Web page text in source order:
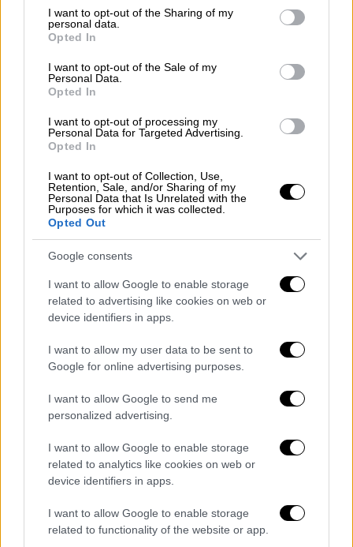
not limited to your visit or usage behaviour. You may click to
grant or deny consent to Google and its third-party tags to
use your data for below specified purposes in below Google
consent section.
I want to opt-out of the Sharing of my
personal data.
Opted In
I want to opt-out of the Sale of my
Personal Data.
Opted In
I want to opt-out of processing my
Personal Data for Targeted Advertising.
Opted In
I want to opt-out of Collection, Use,
Retention, Sale, and/or Sharing of my
Personal Data that Is Unrelated with the
Purposes for which it was collected.
Opted Out
Google consents
I want to allow Google to enable storage
related to advertising like cookies on web or
device identifiers in apps.
I want to allow my user data to be sent to
Google for online advertising purposes.
I want to allow Google to send me
personalized advertising.
I want to allow Google to enable storage
related to analytics like cookies on web or
device identifiers in apps.
I want to allow Google to enable storage
related to functionality of the website or app.
ΔΙΑΒΑΣΤΕ ΕΠΙΣΗΣ
Κόσμος|24.03.2026 14:37
Χιλιάδες τα νέα θύματα στη Μέση
Ανατολή - Ο τραγικός απολογισμός
Κόσμος|24.03.2026 19:59
WSJ: Οι ΗΠΑ έτοιμες να στείλουν
άλλους 3.000 στρατιώτες στη Μέση
Ανατολή
διαδρομή πτήσης μέσω αμφισβητούμενου
ή ελεγχόμενου εναέριου χώρουαπαιτεί
σημαντικό συντονισμό, ειδικά υπό το φως
συνεχιζόμενων αεροπορικών επιδρομών που
αναφέρθηκαν στην περιοχή. Το γεγονός ότι
ένας τόσο υψηλόβαθμος Ιρανός
αξιωματούχοςμπόρεσε να ταξιδέψει με
μεσολαβητικά έθνη
όπως το Πακιστάν, η Τουρκία και η Αίγυπτος
διευκολύνουν με επιτυχία ένα